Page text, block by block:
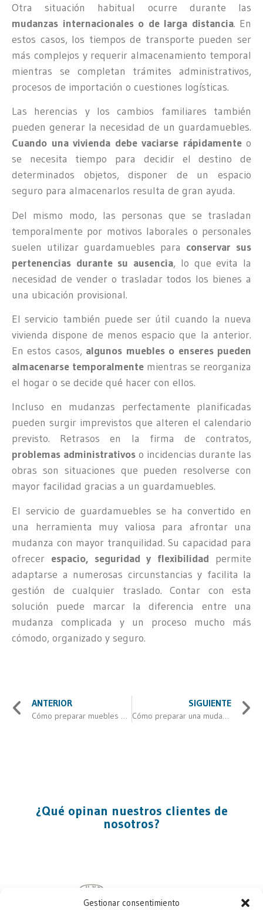
Gestionar consentimiento
Otra situación habitual ocurre durante las
mudanzas internacionales o de larga distancia. En
estos casos, los tiempos de transporte pueden ser
más complejos y requerir almacenamiento temporal
mientras se completan trámites administrativos,
procesos de importación o cuestiones logísticas.
Las herencias y los cambios familiares también
pueden generar la necesidad de un guardamuebles.
Cuando una vivienda debe vaciarse rápidamenteo
se necesita tiempo para decidir el destino de
determinados objetos, disponer de un espacio
seguro para almacenarlos resulta de gran ayuda.
Del mismo modo, las personas que se trasladan
temporalmente por motivos laborales o personales
suelen utilizar guardamuebles para conservar sus
pertenencias durante su ausencia, lo que evita la
necesidad de vender o trasladar todos los bienes a
una ubicación provisional.
El servicio también puede ser útil cuando la nueva
vivienda dispone de menos espacio que la anterior.
En estos casos, algunos muebles o enseres pueden
almacenarse temporalmente mientras se reorganiza
el hogar o se decide qué hacer con ellos.
Incluso en mudanzas perfectamente planificadas
pueden surgir imprevistos que alteren el calendario
previsto. Retrasos en la firma de contratos,
problemas administrativos o incidencias durante las
obras son situaciones que pueden resolverse con
mayor facilidad gracias a un guardamuebles.
El servicio de guardamuebles se ha convertido en
una herramienta muy valiosa para afrontar una
mudanza con mayor tranquilidad. Su capacidad para
ofrecer espacio, seguridad y flexibilidad permite
adaptarse a numerosas circunstancias y facilita la
gestión de cualquier traslado. Contar con esta
solución puede marcar la diferencia entre una
mudanza complicada y un proceso mucho más
cómodo, organizado y seguro.
ANTERIOR
Cómo preparar muebles de valor para una mudanza de lujo
SIGUIENTE
Cómo preparar una mudanza internacional: consejos, checklist y qué tener en cuenta
¿Qué opinan nuestros clientes de
nosotros?